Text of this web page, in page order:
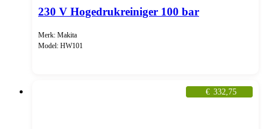
230 V Hogedrukreiniger 100 bar
Merk: Makita
Model: HW101
€ 332,75